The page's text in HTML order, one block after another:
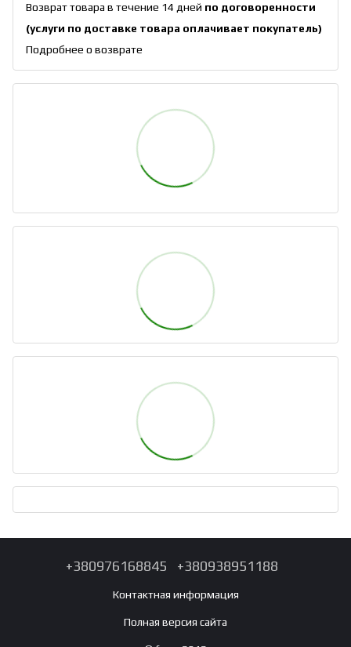
Возврат товара в течение 14 дней по договоренности
(услуги по доставке товара оплачивает покупатель)
Подробнее о возврате
+380976168845 +380938951188
Контактная информация
Полная версия сайта